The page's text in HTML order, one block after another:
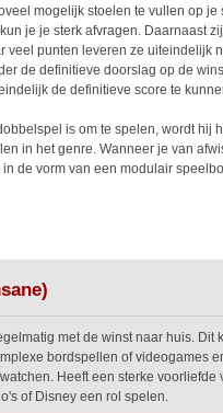
mogelijk stoelen te vullen op je
je je sterk afvragen. Daarnaast
veel punten leveren ze uiteindelijk
de definitieve doorslag op de
de definitieve score te
is om te spelen, wordt hij
in het genre. Wanneer je van
de vorm van een modulair
met de winst naar huis. Dit
bordspellen of videogames
Heeft een sterke voorliefde
of Disney een rol spelen.